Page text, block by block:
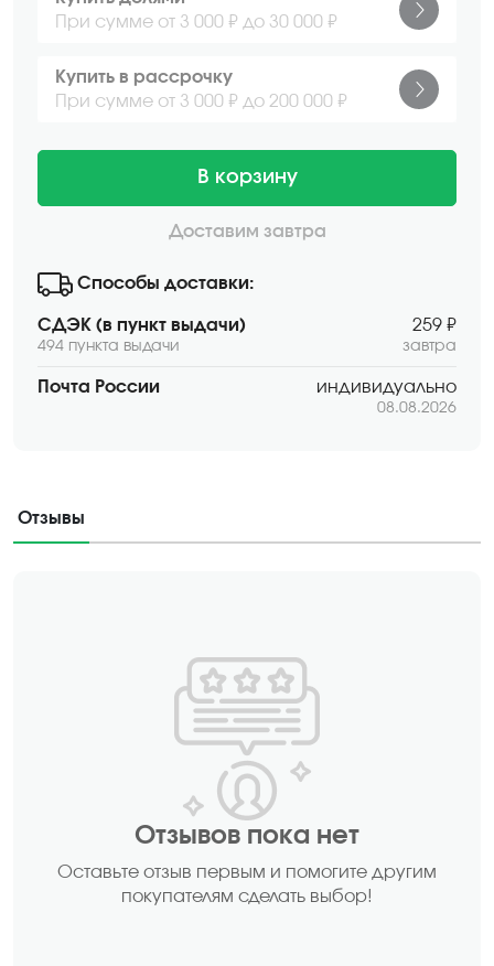
При сумме от 3 000 ₽ до 30 000 ₽
Купить в рассрочку
При сумме от 3 000 ₽ до 200 000 ₽
В корзину
Доставим завтра
Способы доставки:
СДЭК (в пункт выдачи)
494 пункта выдачи
259 ₽
завтра
Почта России индивидуально
08.08.2026
Отзывы
Отзывов пока нет
Оставьте отзыв первым и помогите другим
покупателям сделать выбор!